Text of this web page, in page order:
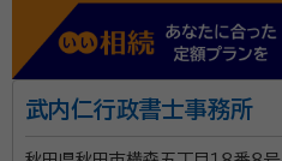
武内仁行政書士事務所